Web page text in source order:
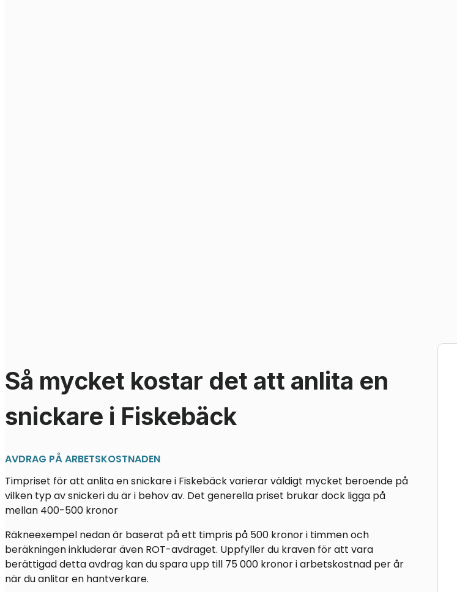
Så mycket kostar det att anlita en
snickare i Fiskebäck
AVDRAG PÅ ARBETSKOSTNADEN
Timpriset för att anlita en snickare i Fiskebäck varierar väldigt mycket beroende på
vilken typ av snickeri du är i behov av. Det generella priset brukar dock ligga på
mellan 400-500 kronor
Räkneexempel nedan är baserat på ett timpris på 500 kronor i timmen och
beräkningen inkluderar även ROT-avdraget. Uppfyller du kraven för att vara
berättigad detta avdrag kan du spara upp till 75 000 kronor i arbetskostnad per år
när du anlitar en hantverkare.